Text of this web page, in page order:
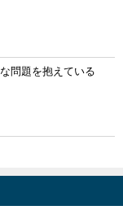
問題を抱えている